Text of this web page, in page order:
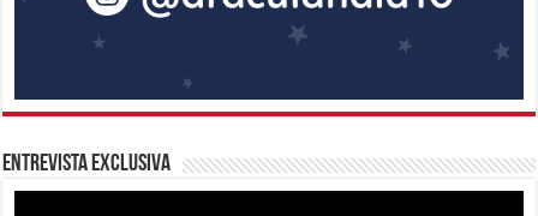
Entrevista Exclusiva